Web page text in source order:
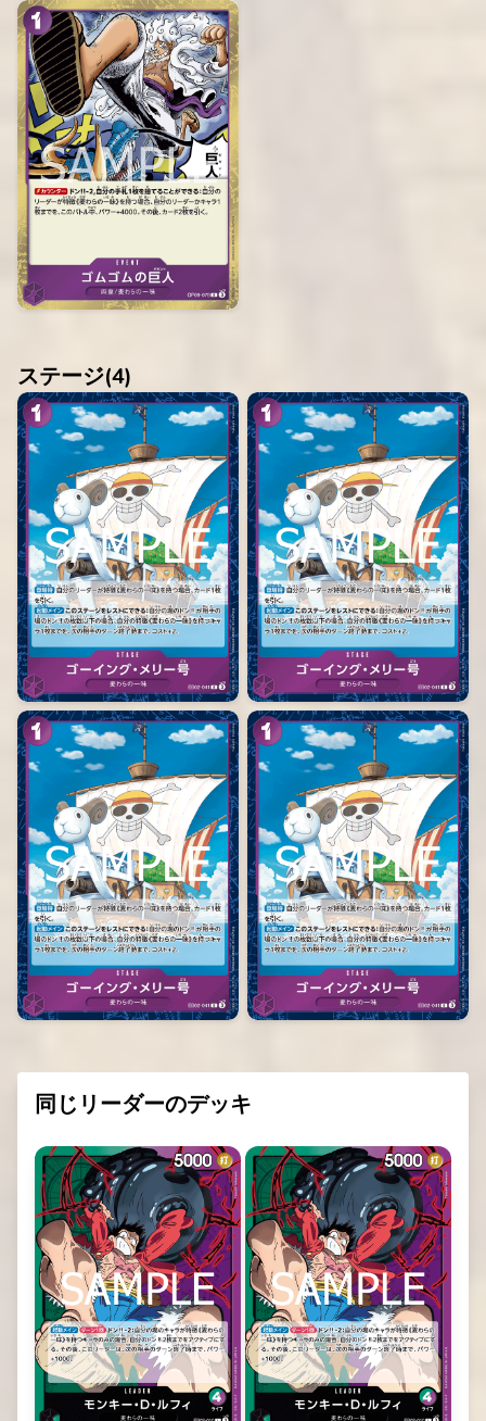
ステージ(4)
同じリーダーのデッキ